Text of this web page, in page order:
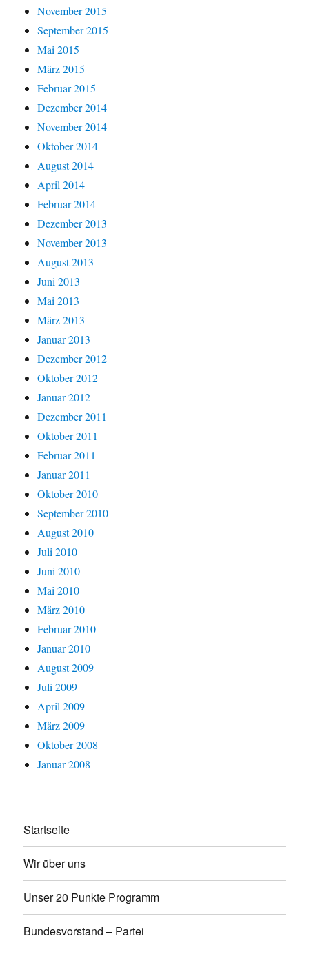
November 2015
September 2015
Mai 2015
März 2015
Februar 2015
Dezember 2014
November 2014
Oktober 2014
August 2014
April 2014
Februar 2014
Dezember 2013
November 2013
August 2013
Juni 2013
Mai 2013
März 2013
Januar 2013
Dezember 2012
Oktober 2012
Januar 2012
Dezember 2011
Oktober 2011
Februar 2011
Januar 2011
Oktober 2010
September 2010
August 2010
Juli 2010
Juni 2010
Mai 2010
März 2010
Februar 2010
Januar 2010
August 2009
Juli 2009
April 2009
März 2009
Oktober 2008
Januar 2008
Startseite
Wir über uns
Unser 20 Punkte Programm
Bundesvorstand – Partei